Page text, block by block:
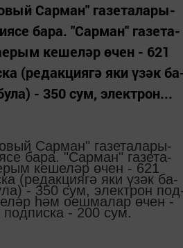
Сар­ман" га­зе­та­ла­ры­
ба­ра. "Сар­ман" га­зе­та­
ке­ше­ләр өчен - 621
(ре­дак­ци­я­гә яки үзәк
- 350 сум, элект­рон...
Сар­ман" га­зе­та­ла­ры­
ба­ра. "Сар­ман" га­зе­та­
ке­ше­ләр өчен - 621
(ре­дак­ци­я­гә яки үзәк ба­
- 350 сум, элект­рон
һәм оеш­ма­лар өчен -
- 200 сум.